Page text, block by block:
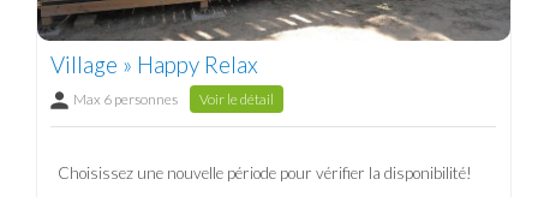
Village » Happy Relax
Max 6 personnes Voir le détail
Choisissez une nouvelle période pour vérifier la disponibilité!